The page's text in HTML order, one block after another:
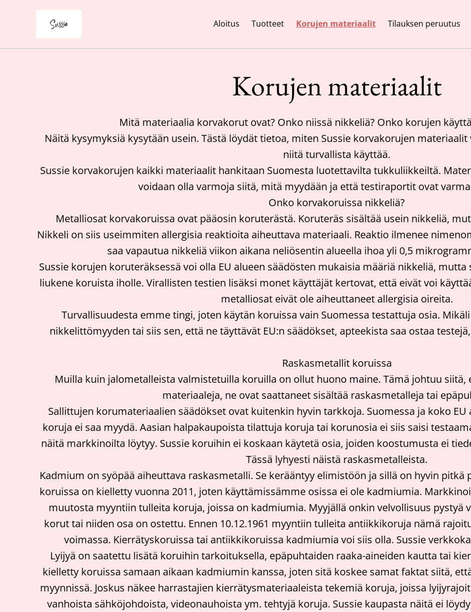
Aloitus Tuotteet Korujen materiaalit Tilauksen peruutus
Korujen materiaalit
Mitä materiaalia korvakorut ovat? Onko niissä nikkeliä? Onko korujen
Näitä kysymyksiä kysytään usein. Tästä löydät tietoa, miten Sussie korvakorujen
niitä turvallista käyttää.
Sussie korvakorujen kaikki materiaalit hankitaan Suomesta luotettavilta tukkuliikkeiltä.
voidaan olla varmoja siitä, mitä myydään ja että testiraportit ovat
Onko korvakoruissa nikkeliä?
Metalliosat korvakoruissa ovat pääosin koruterästä. Koruteräs sisältää usein nikkeliä,
Nikkeli on siis useimmiten allergisia reaktioita aiheuttava materiaali. Reaktio ilmenee
saa vapautua nikkeliä viikon aikana neliösentin alueella ihoa yli 0,5
Sussie korujen koruteräksessä voi olla EU alueen säädösten mukaisia määriä nikkeliä,
liukene koruista iholle. Virallisten testien lisäksi monet käyttäjät kertovat, että eivät voi
metalliosat eivät ole aiheuttaneet allergisia oireita.
Turvallisuudesta emme tingi, joten käytän koruissa vain Suomessa testattuja osia.
nikkelittömyyden tai siis sen, että ne täyttävät EU:n säädökset, apteekista saa ostaa
Raskasmetallit koruissa
Muilla kuin jalometalleista valmistetuilla koruilla on ollut huono maine. Tämä johtuu
materiaaleja, ne ovat saattaneet sisältää raskasmetalleja tai
Sallittujen korumateriaalien säädökset ovat kuitenkin hyvin tarkkoja. Suomessa ja koko
koruja ei saa myydä. Aasian halpakaupoista tilattuja koruja tai korunosia ei siis saisi
näitä markkinoilta löytyy. Sussie koruihin ei koskaan käytetä osia, joiden koostumusta ei
Tässä lyhyesti näistä raskasmetalleista.
Kadmium on syöpää aiheuttava raskasmetalli. Se kerääntyy elimistöön ja sillä on hyvin
koruissa on kielletty vuonna 2011, joten käyttämissämme osissa ei ole kadmiumia.
muutosta myyntiin tulleita koruja, joissa on kadmiumia. Myyjällä onkin velvollisuus pystyä
korut tai niiden osa on ostettu. Ennen 10.12.1961 myyntiin tulleita antiikkikoruja nämä
voimassa. Kierrätyskoruissa tai antiikkikoruissa kadmiumia voi siis olla. Sussie
Lyijyä on saatettu lisätä koruihin tarkoituksella, epäpuhtaiden raaka-aineiden kautta tai
kielletty koruissa samaan aikaan kadmiumin kanssa, joten sitä koskee samat faktat siitä,
myynnissä. Joskus näkee harrastajien kierrätysmateriaaleista tekemiä koruja, joissa
vanhoista sähköjohdoista, videonauhoista ym. tehtyjä koruja. Sussie kaupasta näitä ei